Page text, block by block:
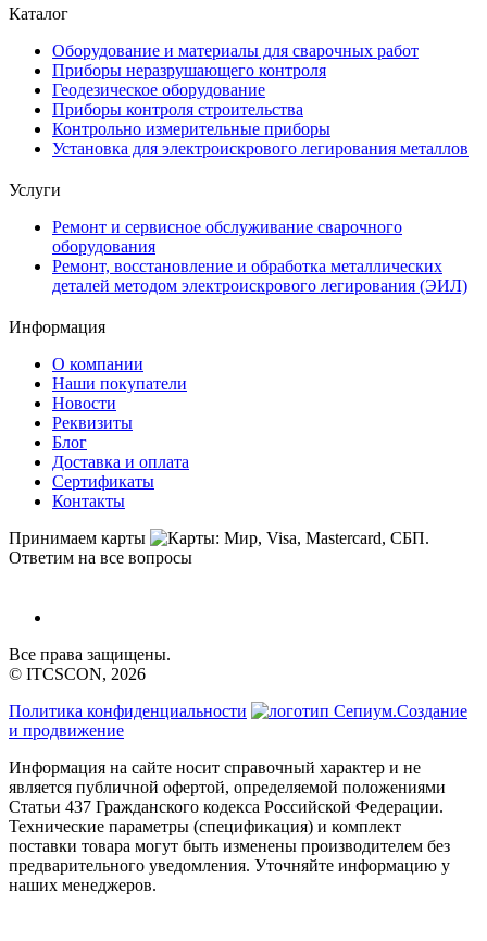
Каталог
Оборудование и материалы для сварочных работ
Приборы неразрушающего контроля
Геодезическое оборудование
Приборы контроля строительства
Контрольно измерительные приборы
Установка для электроискрового легирования металлов
Услуги
Ремонт и сервисное обслуживание сварочного
оборудования
Ремонт, восстановление и обработка металлических
деталей методом электроискрового легирования (ЭИЛ)
Информация
О компании
Наши покупатели
Новости
Реквизиты
Блог
Доставка и оплата
Сертификаты
Контакты
Принимаем карты
Ответим на все вопросы
Все права защищены.
© ITCSCON, 2026
Политика конфиденциальности
Создание
и продвижение
Информация на сайте носит справочный характер и не
является публичной офертой, определяемой положениями
Статьи 437 Гражданского кодекса Российской Федерации.
Технические параметры (спецификация) и комплект
поставки товара могут быть изменены производителем без
предварительного уведомления. Уточняйте информацию у
наших менеджеров.